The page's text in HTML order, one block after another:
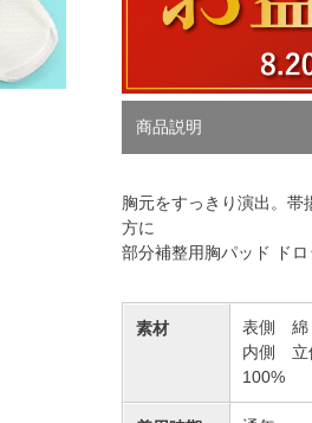
商品説明
胸元をすっきり演出。
方に
部分補整用胸パッド ドロ
素材
表側 綿
内側 立
100%